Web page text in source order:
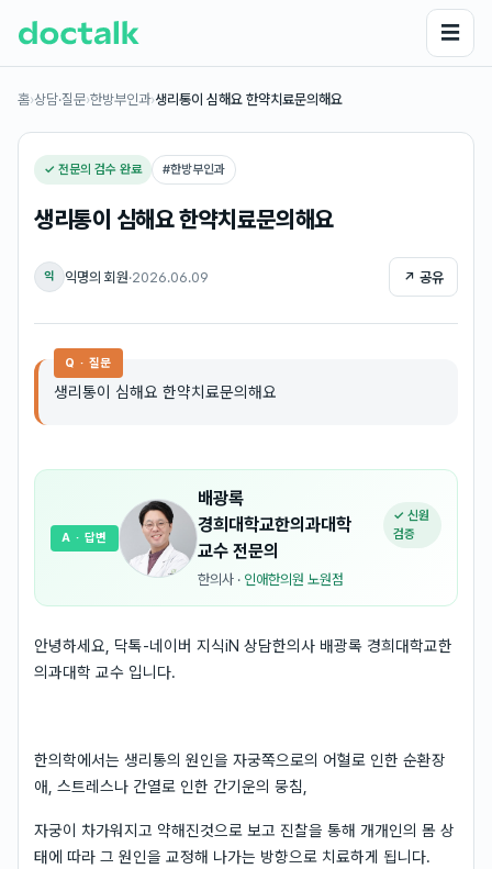
☰
홈›상담·질문›한방부인과›생리통이 심해요 한약치료문의해요
✓ 전문의 검수 완료 #한방부인과
생리통이 심해요 한약치료문의해요
익 익명의 회원·2026.06.09 ↗ 공유
Q · 질문
생리통이 심해요 한약치료문의해요
배광록
경희대학교한의과대학
교수전문의
✓ 신원
검증
한의사 · 인애한의원 노원점
A · 답변
안녕하세요, 닥톡-네이버 지식iN 상담한의사 배광록 경희대학교한
의과대학 교수 입니다.
한의학에서는 생리통의 원인을 자궁쪽으로의 어혈로 인한 순환장
애, 스트레스나 간열로 인한 간기운의 뭉침,
자궁이 차가워지고 약해진것으로 보고 진찰을 통해 개개인의 몸 상
태에 따라 그 원인을 교정해 나가는 방향으로 치료하게 됩니다.